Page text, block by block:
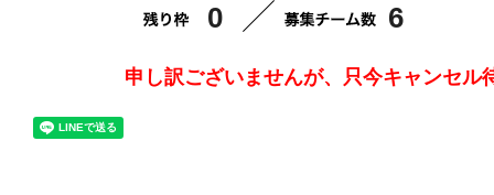
0 6
申し訳ございませんが、只今キャンセル